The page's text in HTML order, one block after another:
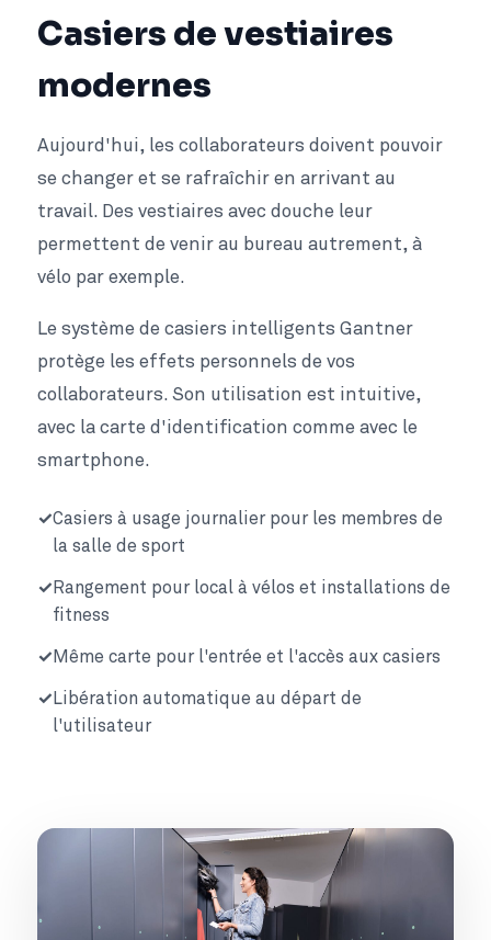
Casiers de vestiaires
modernes
Aujourd'hui, les collaborateurs doivent pouvoir
se changer et se rafraîchir en arrivant au
travail. Des vestiaires avec douche leur
permettent de venir au bureau autrement, à
vélo par exemple.
Le système de casiers intelligents Gantner
protège les effets personnels de vos
collaborateurs. Son utilisation est intuitive,
avec la carte d'identification comme avec le
smartphone.
Casiers à usage journalier pour les membres de
la salle de sport
Rangement pour local à vélos et installations de
fitness
Même carte pour l'entrée et l'accès aux casiers
Libération automatique au départ de
l'utilisateur